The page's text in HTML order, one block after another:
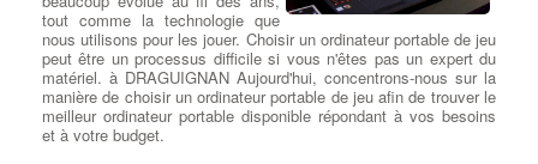
iranien. Il est considéré comme l'une des premières armes
cybernétiques déployées pour attaquer des infrastructures
critiques.
Cryptolocker : C'était un ransomware qui a commencé à circuler
en 2013. Il chiffrait les fichiers des victimes et demandait une
rançon pour les décrypter.
Mirai : Apparu en 2016, Mirai était un logiciel malveillant de type
botnet qui infectait principalement les objets connectés (IoT) pour
bouger dans tout les sens puis de
la bloquer, vous avez un
connecteur d'alimentation
défectueux ou une prise chargeur hs. à DRAGUIGNANle
remplacement de la prise DC et la réparation des
composants associésest nécessaire. RCS utilise des
connecteurs DC pour de nombreuses marques d’ordinateurs
portables. Les prises
tout comme la technologie que
nous utilisons pour les jouer. Choisir un ordinateur portable de jeu
peut être un processus difficile si vous n'êtes pas un expert du
matériel. à DRAGUIGNAN Aujourd'hui, concentrons-nous sur la
manière de choisir un ordinateur portable de jeu afin de trouver le
meilleur ordinateur portable disponible répondant à vos besoins
et à votre budget.